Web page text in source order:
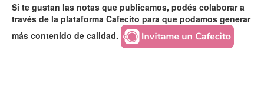
Si te gustan las notas que publicamos, podés colaborar a
través de la plataforma Cafecito para que podamos generar
más contenido de calidad.